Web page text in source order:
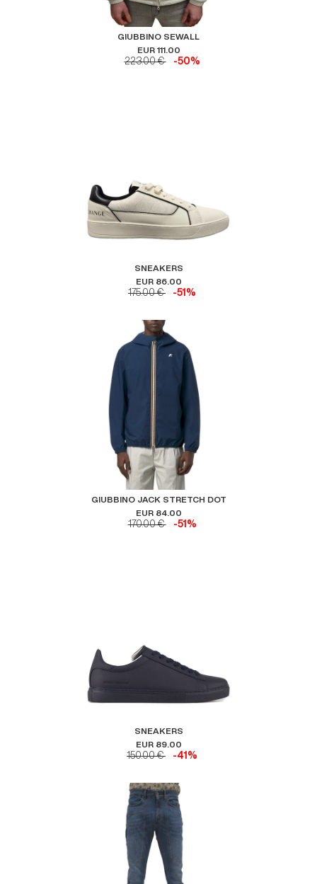
GIUBBINO SEWALL
EUR 111.00
223.00 € -50%
SNEAKERS
EUR 86.00
175.00 € -51%
GIUBBINO JACK STRETCH DOT
EUR 84.00
170.00 € -51%
SNEAKERS
EUR 89.00
150.00 € -41%